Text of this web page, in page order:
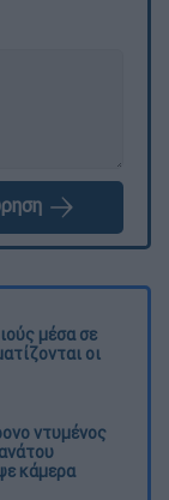
μέσα σε
οι
ντυμένος
κάμερα